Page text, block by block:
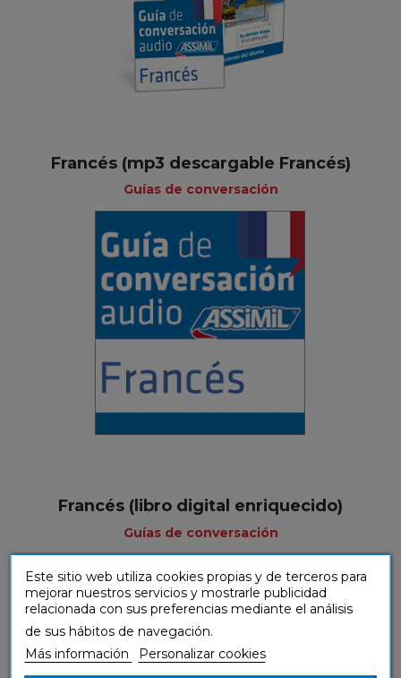
Francés (mp3 descargable Francés)
Guías de conversación
Francés (libro digital enriquecido)
Guías de conversación
Este sitio web utiliza cookies propias y de terceros para
mejorar nuestros servicios y mostrarle publicidad
relacionada con sus preferencias mediante el análisis
de sus hábitos de navegación.
Más información
Personalizar cookies